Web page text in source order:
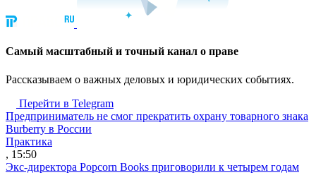
Cамый масштабный и точный канал о праве
Рассказываем о важных деловых и юридических событиях.
Перейти в Telegram
Предприниматель не смог прекратить охрану товарного знака
Burberry в России
Практика
, 15:50
Экс-директора Popcorn Books приговорили к четырем годам